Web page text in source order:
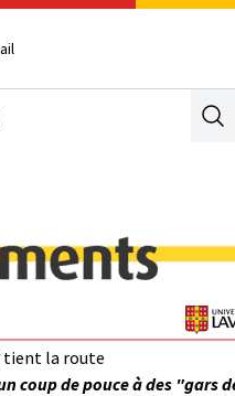
tient la route
coup de pouce à des "gars